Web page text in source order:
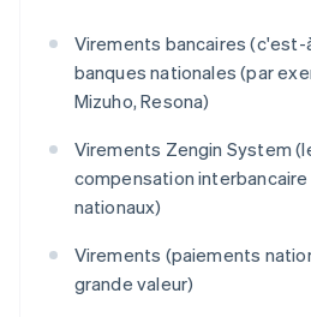
Virements bancaires (c'est-
banques nationales (par
Mizuho, Resona)
Virements Zengin System
compensation
nationaux)
Virements (paiements
grande valeur)